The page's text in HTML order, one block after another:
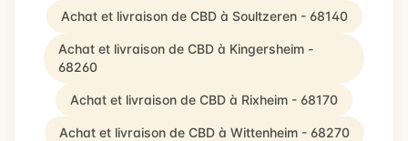
Achat et livraison de CBD à Soultzeren - 68140
Achat et livraison de CBD à Kingersheim -
68260
Achat et livraison de CBD à Rixheim - 68170
Achat et livraison de CBD à Wittenheim - 68270